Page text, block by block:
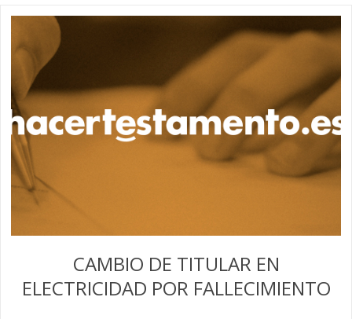
CAMBIO DE TITULAR EN
ELECTRICIDAD POR FALLECIMIENTO